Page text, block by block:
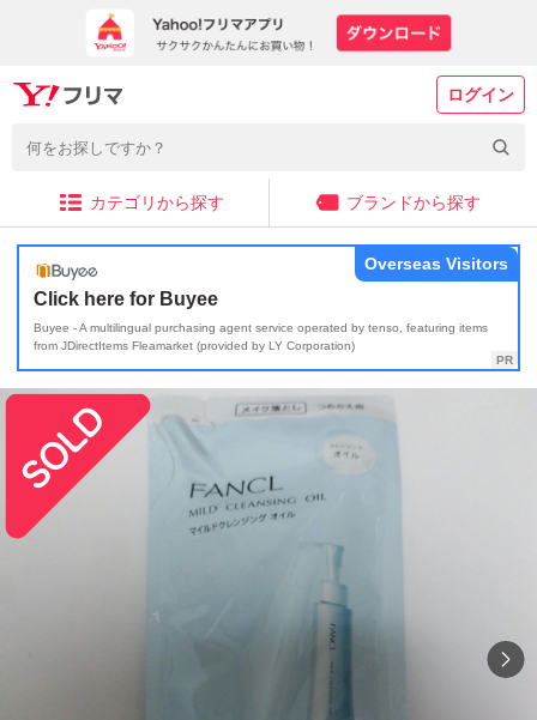
ログイン
カテゴリから探す ブランドから探す
Click here for Buyee
Buyee - A multilingual purchasing agent service operated by tenso, featuring items
from JDirectItems Fleamarket (provided by LY Corporation)
Overseas Visitors